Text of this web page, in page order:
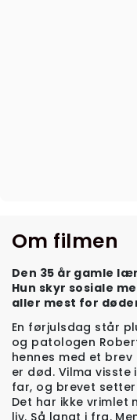
Om filmen
Den 35 år gamle
Hun skyr sosiale
aller mest for
En førjulsdag står
og patologen
hennes med et
er død. Vilma visste
far, og brevet
Det har ikke vrimlet